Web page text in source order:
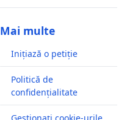
Mai multe
Inițiază o petiție
Politică de
confidențialitate